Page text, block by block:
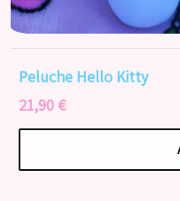
Peluche Hello Kitty
21,90 €